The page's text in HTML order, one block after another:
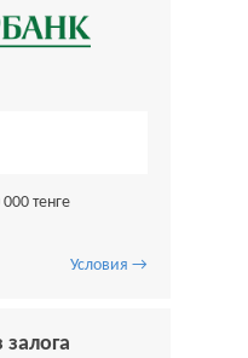
тенге
Условия →